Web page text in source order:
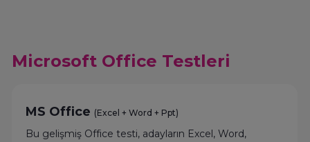
Microsoft Office Testleri
MS Office (Excel + Word + Ppt)
Bu gelişmiş Office testi, adayların Excel, Word,